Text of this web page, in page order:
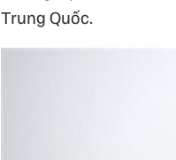
Trung Quốc.